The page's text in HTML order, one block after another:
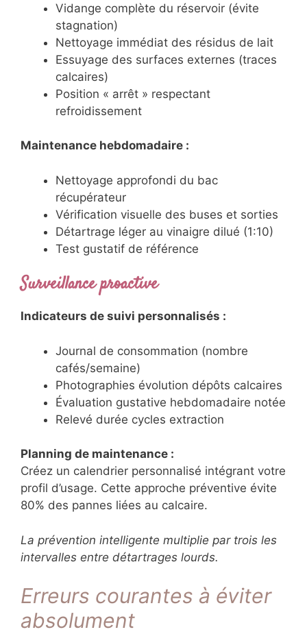
Vidange complète du réservoir (évite
stagnation)
Nettoyage immédiat des résidus de lait
Essuyage des surfaces externes (traces
calcaires)
Position « arrêt » respectant
refroidissement
Maintenance hebdomadaire :
Nettoyage approfondi du bac
récupérateur
Vérification visuelle des buses et sorties
Détartrage léger au vinaigre dilué (1:10)
Test gustatif de référence
Surveillance proactive
Indicateurs de suivi personnalisés :
Journal de consommation (nombre
cafés/semaine)
Photographies évolution dépôts calcaires
Évaluation gustative hebdomadaire notée
Relevé durée cycles extraction
Planning de maintenance :
Créez un calendrier personnalisé intégrant votre
profil d’usage. Cette approche préventive évite
80% des pannes liées au calcaire.
La prévention intelligente multiplie par trois les
intervalles entre détartrages lourds.
Erreurs courantes à éviter
absolument